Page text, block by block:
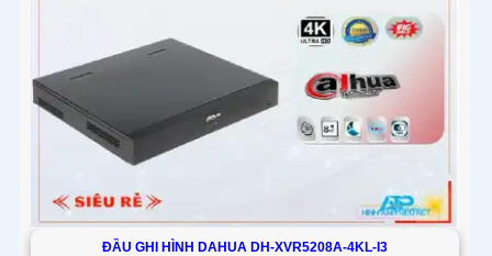
ĐẦU GHI HÌNH DAHUA DH-XVR5208A-4KL-I3